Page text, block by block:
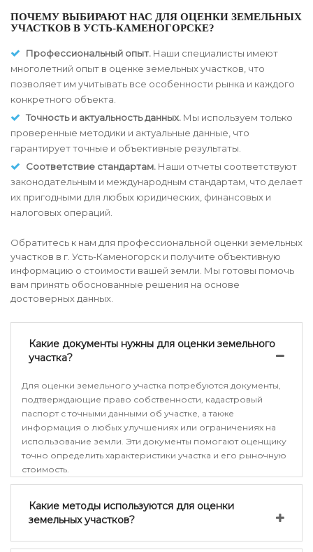
ПОЧЕМУ ВЫБИРАЮТ НАС ДЛЯ ОЦЕНКИ ЗЕМЕЛЬНЫХ
УЧАСТКОВ В УСТЬ-КАМЕНОГОРСКЕ?
Профессиональный опыт. Наши специалисты имеют
многолетний опыт в оценке земельных участков, что
позволяет им учитывать все особенности рынка и каждого
конкретного объекта.
Точность и актуальность данных. Мы используем только
проверенные методики и актуальные данные, что
гарантирует точные и объективные результаты.
Соответствие стандартам. Наши отчеты соответствуют
законодательным и международным стандартам, что делает
их пригодными для любых юридических, финансовых и
налоговых операций.
Обратитесь к нам для профессиональной оценки земельных
участков в г. Усть-Каменогорск и получите объективную
информацию о стоимости вашей земли. Мы готовы помочь
вам принять обоснованные решения на основе
достоверных данных.
Какие документы нужны для оценки земельного
участка?
Для оценки земельного участка потребуются документы,
подтверждающие право собственности, кадастровый
паспорт с точными данными об участке, а также
информация о любых улучшениях или ограничениях на
использование земли. Эти документы помогают оценщику
точно определить характеристики участка и его рыночную
стоимость.
Какие методы используются для оценки
земельных участков?